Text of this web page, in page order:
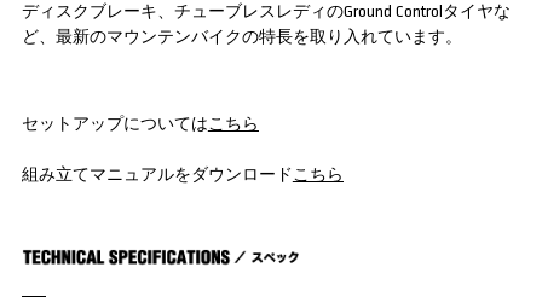
ディスクブレーキ、チューブレスレディのGround Controlタイヤな
ど、最新のマウンテンバイクの特長を取り入れています。
セットアップについては こちら
組み立てマニュアルをダウンロード こちら